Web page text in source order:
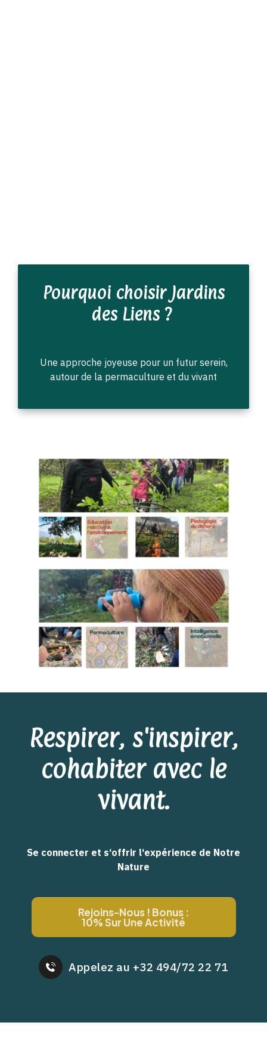
Pourquoi choisir Jardins
des Liens ?
Une approche joyeuse pour un futur serein,
autour de la permaculture et du vivant
Respirer, s'inspirer,
cohabiter avec le
vivant.
Se connecter et s‘offrir l‘expérience de Notre
Nature
Rejoins-Nous ! Bonus :
10% Sur Une Activité
Appelez au +32 494/72 22 71